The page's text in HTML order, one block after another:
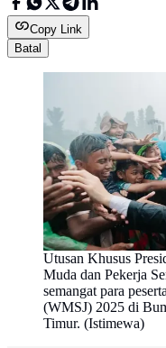
Copy Link
Batal
Utusan Khusus
Muda dan Pekerja
semangat para
(WMSJ) 2025 di
Timur. (Istimewa)